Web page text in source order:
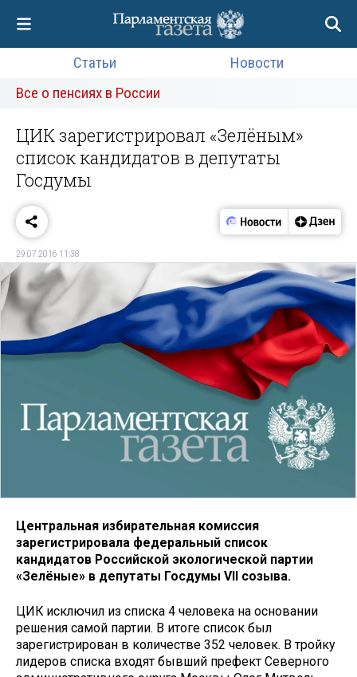
Статьи
Новости
Все о пенсиях в России
ЦИК зарегистрировал «Зелёным»
список кандидатов в депутаты
Госдумы
29.07.2016 11:38
Центральная избирательная комиссия
зарегистрировала федеральный список
кандидатов Российской экологической партии
«Зелёные» в депутаты Госдумы VII созыва.
ЦИК исключил из списка 4 человека на основании
решения самой партии. В итоге список был
зарегистрирован в количестве 352 человек. В тройку
лидеров списка входят бывший префект Северного